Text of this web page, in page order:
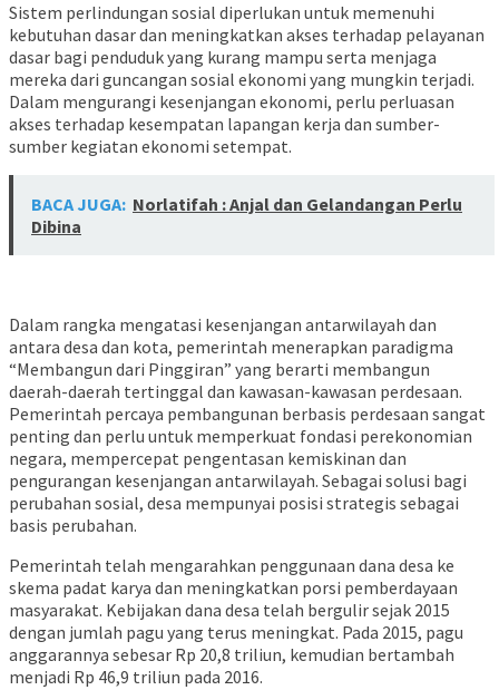
Sistem perlindungan sosial diperlukan untuk memenuhi
kebutuhan dasar dan meningkatkan akses terhadap pelayanan
dasar bagi penduduk yang kurang mampu serta menjaga
mereka dari guncangan sosial ekonomi yang mungkin terjadi.
Dalam mengurangi kesenjangan ekonomi, perlu perluasan
akses terhadap kesempatan lapangan kerja dan sumber-
sumber kegiatan ekonomi setempat.
BACA JUGA: Norlatifah : Anjal dan Gelandangan Perlu
Dibina
Dalam rangka mengatasi kesenjangan antarwilayah dan
antara desa dan kota, pemerintah menerapkan paradigma
“Membangun dari Pinggiran” yang berarti membangun
daerah-daerah tertinggal dan kawasan-kawasan perdesaan.
Pemerintah percaya pembangunan berbasis perdesaan sangat
penting dan perlu untuk memperkuat fondasi perekonomian
negara, mempercepat pengentasan kemiskinan dan
pengurangan kesenjangan antarwilayah. Sebagai solusi bagi
perubahan sosial, desa mempunyai posisi strategis sebagai
basis perubahan.
Pemerintah telah mengarahkan penggunaan dana desa ke
skema padat karya dan meningkatkan porsi pemberdayaan
masyarakat. Kebijakan dana desa telah bergulir sejak 2015
dengan jumlah pagu yang terus meningkat. Pada 2015, pagu
anggarannya sebesar Rp 20,8 triliun, kemudian bertambah
menjadi Rp 46,9 triliun pada 2016.